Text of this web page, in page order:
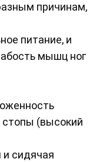
причинам,
питание, и
мышц ног
(высокий
сидячая